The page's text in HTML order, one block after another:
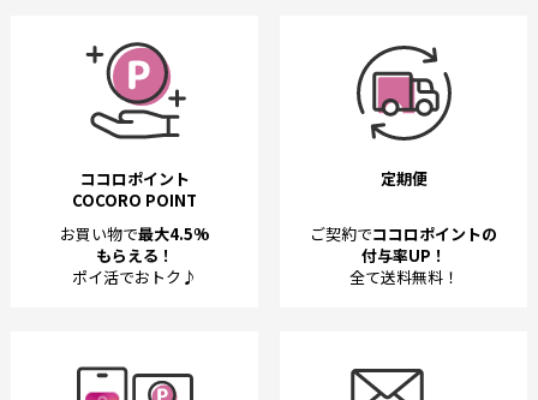
ココロポイント
COCORO POINT
お買い物で最大4.5%
もらえる！
ポイ活でおトク♪
定期便
ご契約でココロポイントの
付与率UP！
全て送料無料！